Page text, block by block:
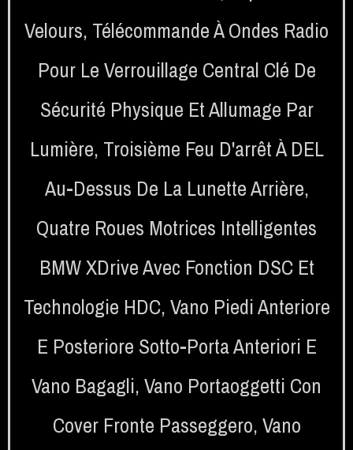
Velours, Télécommande À Ondes Radio
Pour Le Verrouillage Central Clé De
Sécurité Physique Et Allumage Par
Lumière, Troisième Feu D'arrêt À DEL
Au-Dessus De La Lunette Arrière,
Quatre Roues Motrices Intelligentes
BMW XDrive Avec Fonction DSC Et
Technologie HDC, Vano Piedi Anteriore
E Posteriore Sotto-Porta Anteriori E
Vano Bagagli, Vano Portaoggetti Con
Cover Fronte Passeggero, Vano